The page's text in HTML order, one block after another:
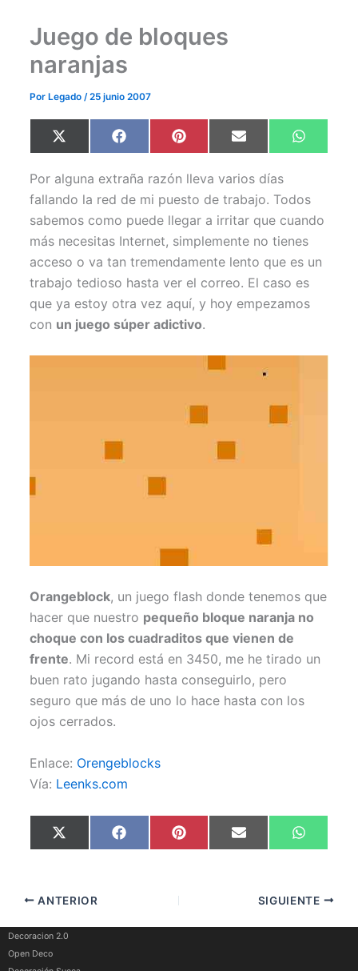
Juego de bloques
naranjas
Por Legado/25 junio 2007
Compartir
en
X
(
w
i
t
t
e
)
Compartir
en
F
a
e
b
o
o
k
Compartir
en
P
i
t
e
r
e
s
t
Compartir
en
E
m
i
l
en
W
h
A
p
p
Por alguna extraña razón lleva varios días
fallando la red de mi puesto de trabajo. Todos
sabemos como puede llegar a irritar que cuando
más necesitas Internet, simplemente no tienes
acceso o va tan tremendamente lento que es un
trabajo tedioso hasta ver el correo. El caso es
que ya estoy otra vez aquí, y hoy empezamos
con un juego súper adictivo.
Orangeblock, un juego flash donde tenemos que
hacer que nuestro pequeño bloque naranja no
choque con los cuadraditos que vienen de
frente. Mi record está en 3450, me he tirado un
buen rato jugando hasta conseguirlo, pero
seguro que más de uno lo hace hasta con los
ojos cerrados.
Enlace: Orengeblocks
Vía: Leenks.com
Compartir
en
X
(
t
t
r
)
Compartir
en
F
a
Compartir
en
P
i
t
Compartir
en
E
m en
W
h
A
p
ANTERIOR SIGUIENTE
Decoracion 2.0
Open Deco